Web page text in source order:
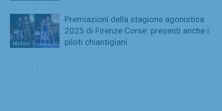
Motori
Premiazioni della stagione agonistica
2025 di Firenze Corse: presenti anche i
piloti chiantigiani